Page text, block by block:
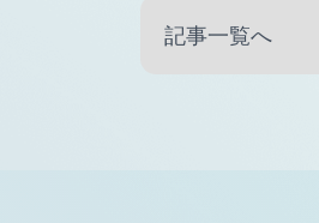
記事一覧へ